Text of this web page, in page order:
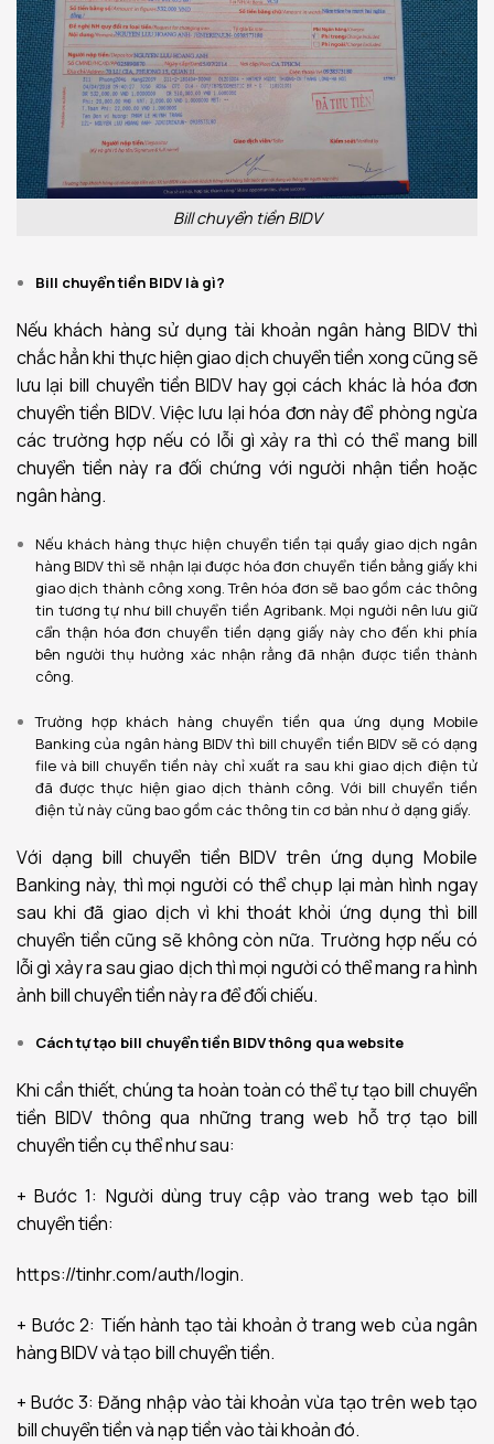
Bill chuyển tiền BIDV
Bill chuyển tiền BIDV là gì?
Nếu khách hàng sử dụng tài khoản ngân hàng BIDV thì
chắc hẳn khi thực hiện giao dịch chuyển tiền xong cũng sẽ
lưu lại bill chuyển tiền BIDV hay gọi cách khác là hóa đơn
chuyển tiền BIDV. Việc lưu lại hóa đơn này để phòng ngừa
các trường hợp nếu có lỗi gì xảy ra thì có thể mang bill
chuyển tiền này ra đối chứng với người nhận tiền hoặc
ngân hàng.
Nếu khách hàng thực hiện chuyển tiền tại quầy giao dịch ngân
hàng BIDV thì sẽ nhận lại được hóa đơn chuyển tiền bằng giấy khi
giao dịch thành công xong. Trên hóa đơn sẽ bao gồm các thông
tin tương tự như bill chuyển tiền Agribank. Mọi người nên lưu giữ
cẩn thận hóa đơn chuyển tiền dạng giấy này cho đến khi phía
bên người thụ hưởng xác nhận rằng đã nhận được tiền thành
công.
Trường hợp khách hàng chuyển tiền qua ứng dụng Mobile
Banking của ngân hàng BIDV thì bill chuyển tiền BIDV sẽ có dạng
file và bill chuyển tiền này chỉ xuất ra sau khi giao dịch điện tử
đã được thực hiện giao dịch thành công. Với bill chuyển tiền
điện tử này cũng bao gồm các thông tin cơ bản như ở dạng giấy.
Với dạng bill chuyển tiền BIDV trên ứng dụng Mobile
Banking này, thì mọi người có thể chụp lại màn hình ngay
sau khi đã giao dịch vì khi thoát khỏi ứng dụng thì bill
chuyển tiền cũng sẽ không còn nữa. Trường hợp nếu có
lỗi gì xảy ra sau giao dịch thì mọi người có thể mang ra hình
ảnh bill chuyển tiền này ra để đối chiếu.
Cách tự tạo bill chuyển tiền BIDV thông qua website
Khi cần thiết, chúng ta hoàn toàn có thể tự tạo bill chuyển
tiền BIDV thông qua những trang web hỗ trợ tạo bill
chuyển tiền cụ thể như sau:
+ Bước 1: Người dùng truy cập vào trang web tạo bill
chuyển tiền:
https://tinhr.com/auth/login.
+ Bước 2: Tiến hành tạo tài khoản ở trang web của ngân
hàng BIDV và tạo bill chuyển tiền.
+ Bước 3: Đăng nhập vào tài khoản vừa tạo trên web tạo
bill chuyển tiền và nạp tiền vào tài khoản đó.